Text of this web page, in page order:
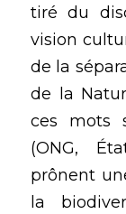
tiré du
vision
de la
de la
ces mots
(ONG,
prônent
la